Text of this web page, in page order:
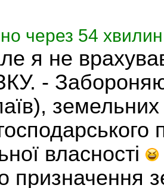
через 54
я не
-
земельних
власності
призначення